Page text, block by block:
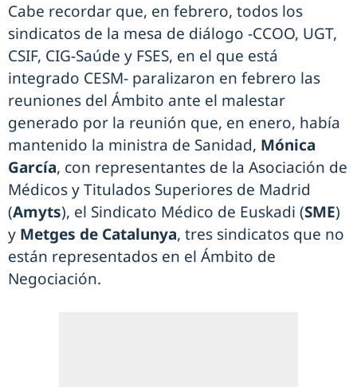
Cabe recordar que, en febrero, todos los
sindicatos de la mesa de diálogo -CCOO, UGT,
CSIF, CIG-Saúde y FSES, en el que está
integrado CESM- paralizaron en febrero las
reuniones del Ámbito ante el malestar
generado por la reunión que, en enero, había
mantenido la ministra de Sanidad, Mónica
García, con representantes de la Asociación de
Médicos y Titulados Superiores de Madrid
(Amyts), el Sindicato Médico de Euskadi (SME)
y Metges de Catalunya, tres sindicatos que no
están representados en el Ámbito de
Negociación.